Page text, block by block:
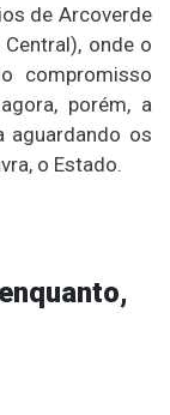
de Arcoverde
onde o
compromisso
porém, a
aguardando os
o Estado.